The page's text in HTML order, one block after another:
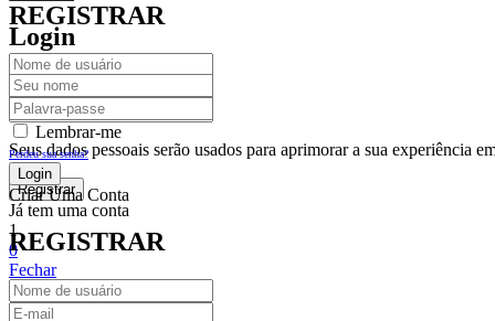
REGISTRAR
Seus dados pessoais serão usados para aprimorar a sua experiência
Já tem uma conta
1
0
Fechar
Carrinho De Compras(0)
No products in the cart.
Login
Lembrar-me
Perdeu sua senha?
Criar Uma Conta
REGISTRAR